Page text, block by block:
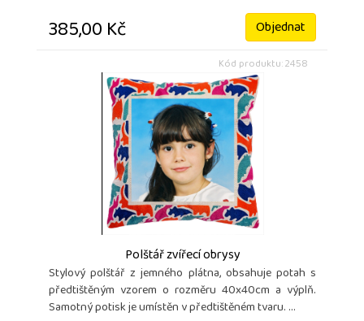
385,00 Kč Objednat
Kód produktu: 2458
Polštář zvířecí obrysy
Stylový polštář z jemného plátna, obsahuje potah s
předtištěným vzorem o rozměru 40x40cm a výplň.
Samotný potisk je umístěn v předtištěném tvaru. ...